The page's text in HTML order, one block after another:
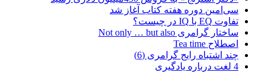
سی‌امین دوره هفته کتاب آغاز شد
تفاوت EQ با IQ در چیست؟
ساختار گرامری Not only … but also
اصطلاح Tea time
چند اشتباه رایج گرامری (6)
4 لغت درباره یادگیری